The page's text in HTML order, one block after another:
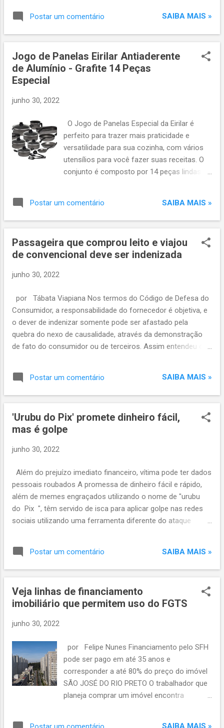
novas carências. Segundo o advogado Emerson
Nepomuceno, que atua na defesa, uma beneficiária idosa,
adesão há mais de 17 anos, se viu diante de uma situação
de extrema vulnerabilidade, ao descobrir que seu plano seria
cancelado após o término do período de remissão
marido, a idosa adquiriu o direito de permanecer no plano de
encerrar o período de remissão, a viúva entrou em contato
com a operadora e com a administ...
Postar um comentário SAIBA MAIS »
Jogo de Panelas Eirilar Antiaderente
de Alumínio - Grafite 14 Peças
Especial
junho 30, 2022
O Jogo de Panelas Especial da Eirilar é
perfeito para trazer mais praticidade e
versatilidade para sua cozinha, com vários
utensílios para você fazer suas receitas. O
conjunto é composto por 14 peças lindas na
grafite com revestimento interno
antiaderente, que impede que os alimentos
e tampas em vidro com saída de vapor. Vem
ainda 3 frigideiras no mesmo material e em
em nylon silicone que não arranham a
superfície das peças. Link para comprar:
https://www.magazinevoce.com.br/magazin
elucioborges/jogo-de-panelas-eirilar-
campaign_email_id=3479&utm_campaign=e
k-do-prod...
Postar um comentário SAIBA MAIS »
Passageira que comprou leito e viajou
de convencional deve ser indenizada
junho 30, 2022
por Tábata Viapiana Nos termos do Código de Defesa do
Consumidor, a responsabilidade do fornecedor é objetiva, e
o dever de indenizar somente pode ser afastado pela
quebra do nexo de causalidade, através da demonstração
de fato do consumidor ou de terceiros. Assim entendeu o
ônibus a indenizar em R$ 10 mil, a título de danos morais,
uma passageira que comprou passagens nas categorias
poltronas convencionais. De acordo com os autos, a
passageira comprou bilhetes na classe leito, para o trecho
para ir de Londrina a Itajaí (SC). Ela pagou mais caro pelas
viajar na classe convencional. O magistrado
considerou verossímil a alegação da autora. Ele afastou o
argumento da empresa ...
Postar um comentário SAIBA MAIS »
'Urubu do Pix' promete dinheiro fácil,
mas é golpe
junho 30, 2022
Além do prejuízo imediato financeiro, vítima pode ter dados
pessoais roubados A promessa de dinheiro fácil e rápido,
além de memes engraçados utilizando o nome de "urubu
do Pix ", têm servido de isca para aplicar golpe nas redes
sociais utilizando uma ferramenta diferente do ataque
exemplo. A arma do crime cibernético, neste caso, é a
engenharia social, técnica que pode ser feita de forma on-
line, por meio de perfis falsos nas redes ou, ainda, usando a
ligações telefônicas. O objetivo desse golpe é manipular as
pessoas, oferecendo "oportunidades únicas" por tempo
no fim das contas, tudo não passa de fraude. E ninguém
está livre de passar por isso, segundo especialistas em
segurança cibernética. Isso porque não existe um perfil
específico para as táticas da engenharia social,
considerando a quant...
Postar um comentário SAIBA MAIS »
Veja linhas de financiamento
imobiliário que permitem uso do FGTS
junho 30, 2022
por Felipe Nunes Financiamento pelo SFH
pode ser pago em até 35 anos e
corresponder a até 80% do preço do imóvel
SÃO JOSÉ DO RIO PRETO O trabalhador que
planeja comprar um imóvel encontra
SAIBA MAIS »